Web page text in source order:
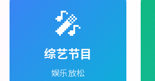
🎤
综艺节目
娱乐放松